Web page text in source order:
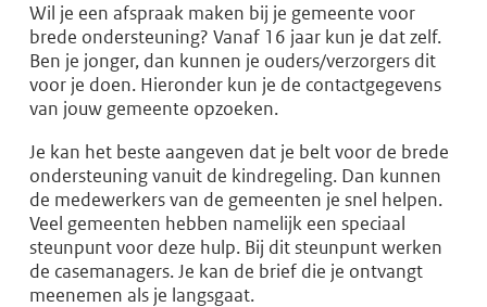
Wil je een afspraak maken bij je gemeente voor
brede ondersteuning? Vanaf 16 jaar kun je dat zelf.
Ben je jonger, dan kunnen je ouders/verzorgers dit
voor je doen. Hieronder kun je de contactgegevens
van jouw gemeente opzoeken.
Je kan het beste aangeven dat je belt voor de brede
ondersteuning vanuit de kindregeling. Dan kunnen
de medewerkers van de gemeenten je snel helpen.
Veel gemeenten hebben namelijk een speciaal
steunpunt voor deze hulp. Bij dit steunpunt werken
de casemanagers. Je kan de brief die je ontvangt
meenemen als je langsgaat.